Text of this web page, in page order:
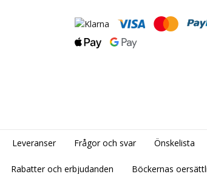
Leveranser Frågor och svar Önskelista
Rabatter och erbjudanden Böckernas